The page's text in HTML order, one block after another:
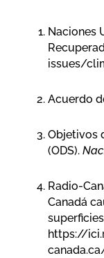
Naciones
issues/
Acuerdo
Objetivos
(ODS).
Radio-
Canadá
https://